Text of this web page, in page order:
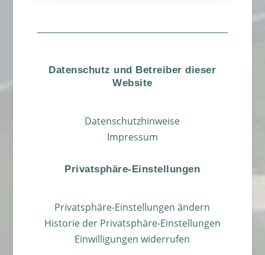
Datenschutz und Betreiber dieser
Website
Datenschutzhinweise
Impressum
Privatsphäre-Einstellungen
Privatsphäre-Einstellungen ändern
Historie der Privatsphäre-Einstellungen
Einwilligungen widerrufen